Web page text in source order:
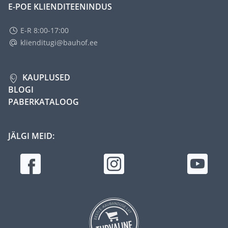
E-POE KLIENDITEENINDUS
E-R 8:00-17:00
klienditugi@bauhof.ee
KAUPLUSED
BLOGI
PABERKATALOOG
JÄLGI MEID: